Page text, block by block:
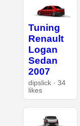
Tuning
Renault
Logan
Sedan
2007
dipslick · 34
likes